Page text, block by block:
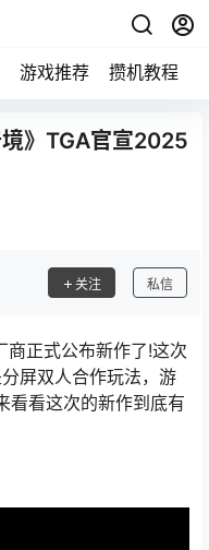
游戏推荐 攒机教程
》TGA官宣2025
关注 私信
正式公布新作了!这次
屏双人合作玩法，游
看看这次的新作到底有